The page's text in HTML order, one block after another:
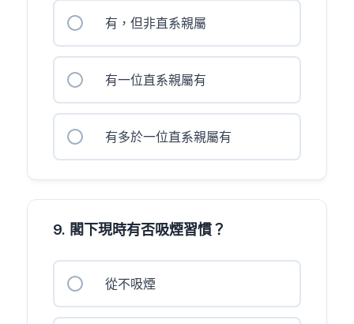
有，但非直系親屬
有一位直系親屬有
有多於一位直系親屬有
9. 閣下現時有否吸煙習慣？
從不吸煙